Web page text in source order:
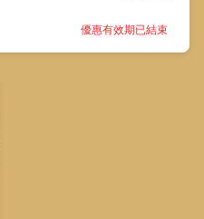
優惠有效期已結束